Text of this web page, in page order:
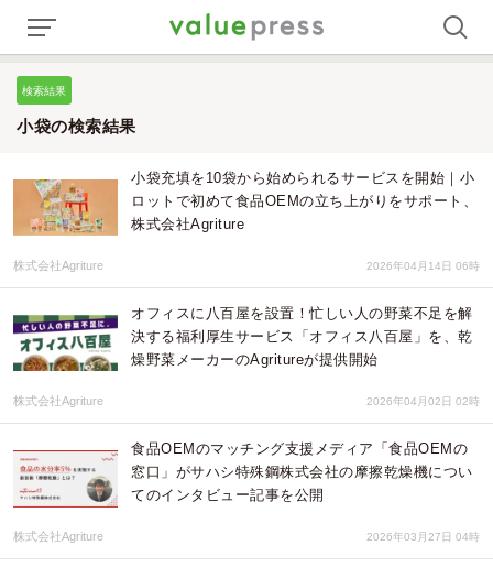
検索結果
小袋の検索結果
小袋充填を10袋から始められるサービスを開始｜小
ロットで初めて食品OEMの立ち上がりをサポート、
株式会社Agriture
株式会社Agriture 2026年04月14日 06時
オフィスに八百屋を設置！忙しい人の野菜不足を解
決する福利厚生サービス「オフィス八百屋」を、乾
燥野菜メーカーのAgritureが提供開始
株式会社Agriture 2026年04月02日 02時
食品OEMのマッチング支援メディア「食品OEMの
窓口」がサハシ特殊鋼株式会社の摩擦乾燥機につい
てのインタビュー記事を公開
株式会社Agriture 2026年03月27日 04時